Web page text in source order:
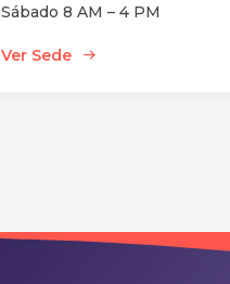
Sábado 8 AM – 4 PM
Ver Sede